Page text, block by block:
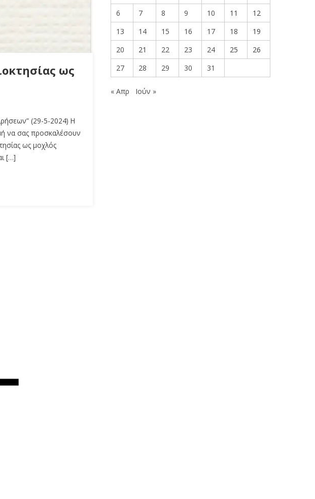
ως
(29-5-2024) Η
να σας προσκαλέσουν
ως μοχλός
[…]
6
7 8 9 10 11
12
13
14 15 16 17 18
19
20
21 22 23 24 25
26
27
28 29 30 31
« Απρ Ιούν »